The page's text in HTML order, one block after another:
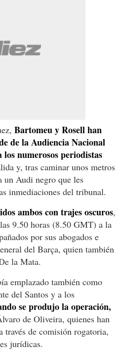
Bartomeu y Rosell han
de la Audiencia Nacional
numerosos periodistas
y, tras caminar unos metros
un Audi negro que les
inmediaciones del tribunal.
ambos con trajes oscuros,
9.50 horas (8.50 GMT) a la
por sus abogados e
del Barça, quien también
la Mata.
emplazado también como
del Santos y a los
se produjo la operación,
de Oliveira, quienes han
través de comisión rogatoria,
jurídicas.